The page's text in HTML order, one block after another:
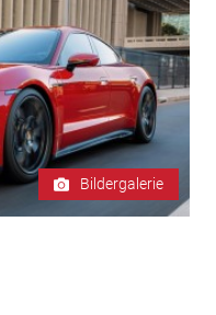
Bildergalerie